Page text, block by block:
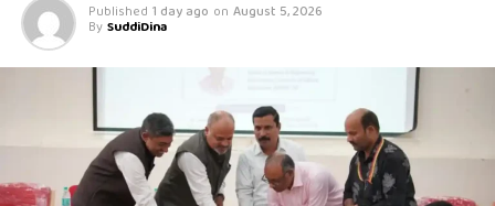
Published 1 day ago on August 5, 2026
By SuddiDina